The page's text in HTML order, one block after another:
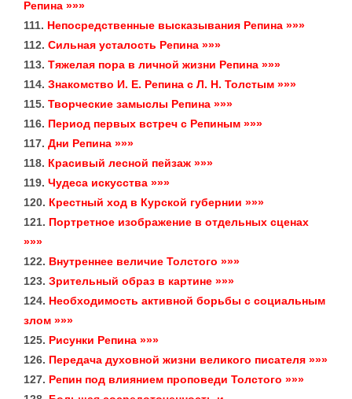
Репина »»»
111. Непосредственные высказывания Репина »»»
112. Сильная усталость Репина »»»
113. Тяжелая пора в личной жизни Репина »»»
114. Знакомство И. Е. Репина с Л. Н. Толстым »»»
115. Творческие замыслы Репина »»»
116. Период первых встреч с Репиным »»»
117. Дни Репина »»»
118. Красивый лесной пейзаж »»»
119. Чудеса искусства »»»
120. Крестный ход в Курской губернии »»»
121. Портретное изображение в отдельных сценах
»»»
122. Внутреннее величие Толстого »»»
123. Зрительный образ в картине »»»
124. Необходимость активной борьбы с социальным
злом »»»
125. Рисунки Репина »»»
126. Передача духовной жизни великого писателя »»»
127. Репин под влиянием проповеди Толстого »»»